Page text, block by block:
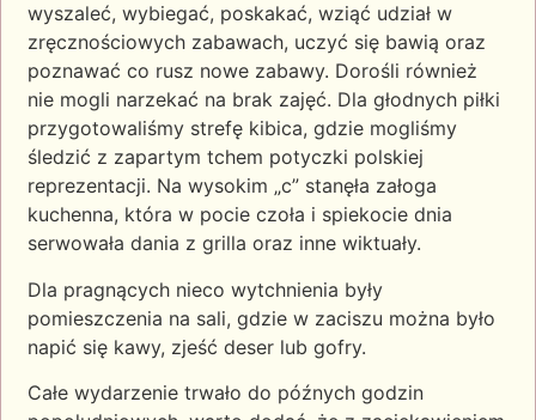
wyszaleć, wybiegać, poskakać, wziąć udział w
zręcznościowych zabawach, uczyć się bawią oraz
poznawać co rusz nowe zabawy. Dorośli również
nie mogli narzekać na brak zajęć. Dla głodnych piłki
przygotowaliśmy strefę kibica, gdzie mogliśmy
śledzić z zapartym tchem potyczki polskiej
reprezentacji. Na wysokim „c” stanęła załoga
kuchenna, która w pocie czoła i spiekocie dnia
serwowała dania z grilla oraz inne wiktuały.
Dla pragnących nieco wytchnienia były
pomieszczenia na sali, gdzie w zaciszu można było
napić się kawy, zjeść deser lub gofry.
Całe wydarzenie trwało do późnych godzin